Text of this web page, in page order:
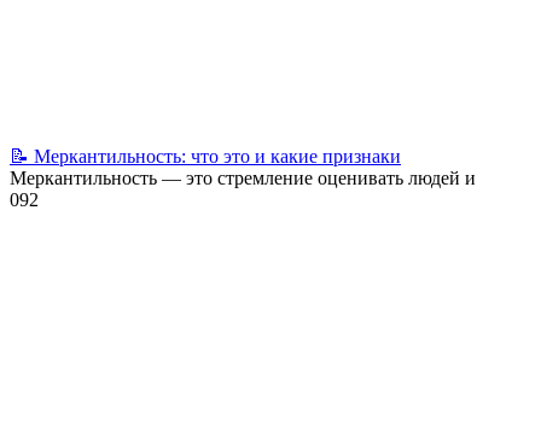
📝 Меркантильность: что это и какие признаки
Меркантильность — это стремление оценивать людей и
092